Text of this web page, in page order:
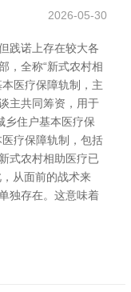
2026-05-30
践诺上存在较大各
，全称“新式农村相
医疗保障轨制，主
主共同筹资，用于
乡住户基本医疗保
疗保障轨制，包括
式农村相助医疗已
从面前的战术来
独存在。这意味着